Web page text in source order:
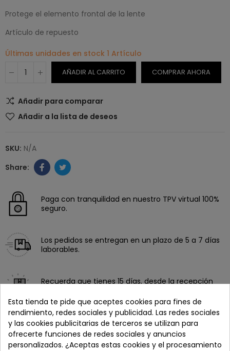
Protege el elemento frontal de la lente
Artículo de repuesto
Últimas unidades en stock 1 Artículo
AÑADIR AL CARRITO COMPRAR AHORA
Añadir para comparar
Añadir a la lista de deseos
SKU: N/A
Paga con tranquilidad en nuestro TPV virtual 100%
seguro.
Los pedidos se entregan en un plazo de 5 a 7 días
laborables.
Recuerda que tienes 15 días, desde la recepción
Esta tienda te pide que aceptes cookies para fines de
rendimiento, redes sociales y publicidad. Las redes sociales
y las cookies publicitarias de terceros se utilizan para
ofrecerte funciones de redes sociales y anuncios
personalizados. ¿Aceptas estas cookies y el procesamiento